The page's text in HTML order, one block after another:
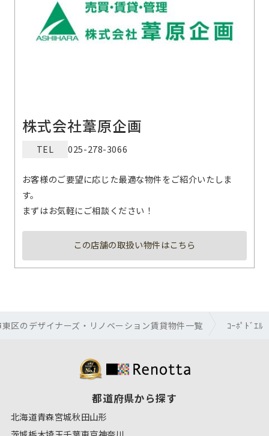
株式会社葦原企画
TEL 025-278-3066
お客様のご要望に応じた最適な物件をご紹介いたしま
す。
まずはお気軽にご相談ください！
この店舗の取扱い物件はこちら
区のデザイナーズ・リノベーション賃貸物件一覧 ｺｰﾎﾟﾄﾞｴﾙ
都道府県から探す
北海道青森宮城秋田山形